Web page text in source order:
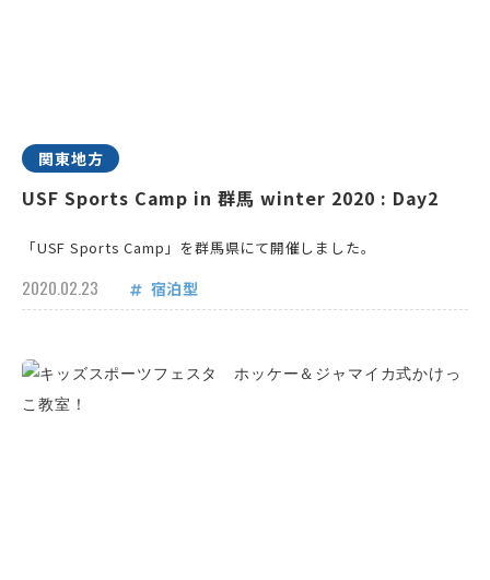
関東地方
USF Sports Camp in 群馬 winter 2020 : Day2
「USF Sports Camp」を群馬県にて開催しました。
2020.02.23 宿泊型